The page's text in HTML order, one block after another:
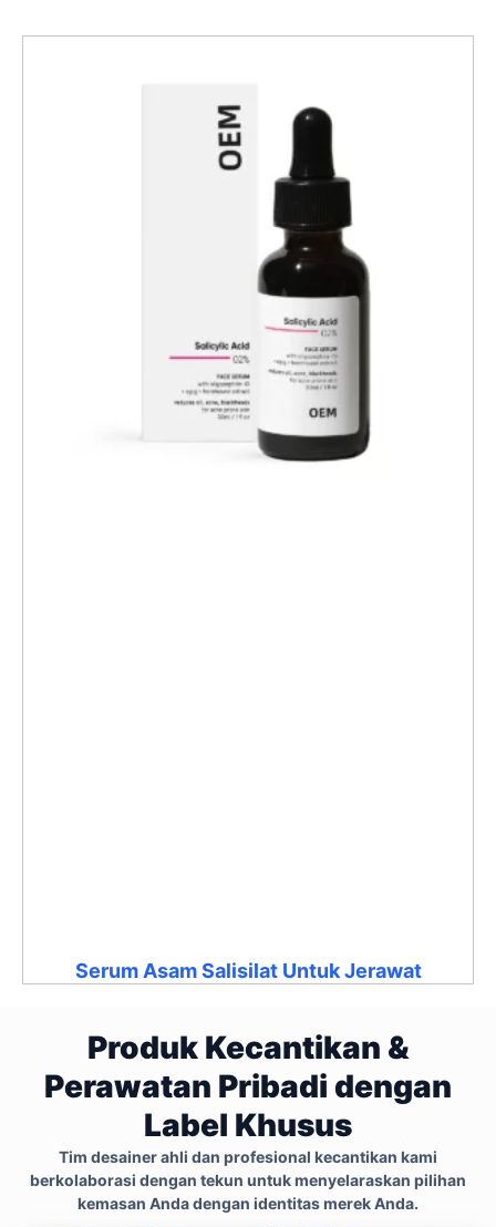
Serum Asam Salisilat Untuk Jerawat
Produk Kecantikan &
Perawatan Pribadi dengan
Label Khusus
Tim desainer ahli dan profesional kecantikan kami
berkolaborasi dengan tekun untuk menyelaraskan pilihan
kemasan Anda dengan identitas merek Anda.